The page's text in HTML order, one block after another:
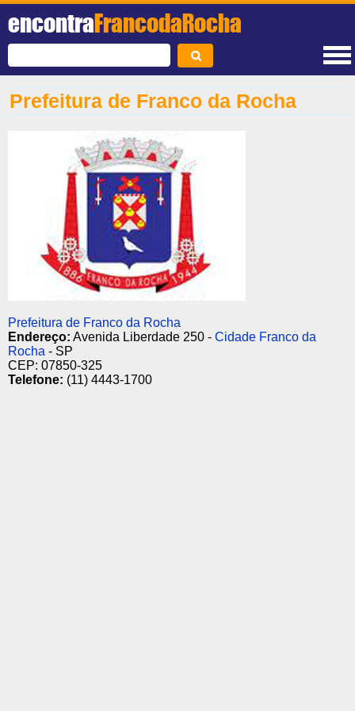
encontraFrancodaRocha
Prefeitura de Franco da Rocha
Prefeitura de Franco da Rocha
Endereço: Avenida Liberdade 250 - Cidade Franco da
Rocha - SP
CEP: 07850-325
Telefone: (11) 4443-1700